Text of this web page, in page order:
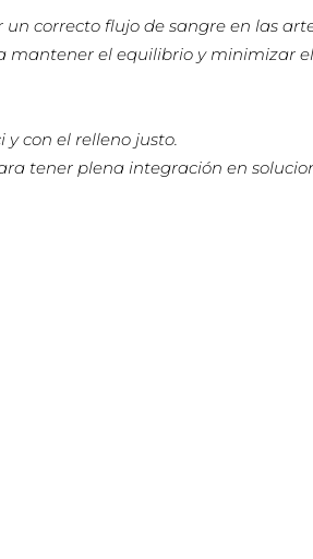
correcto flujo de sangre en las
el equilibrio y minimizar
con el relleno justo.
tener plena integración en